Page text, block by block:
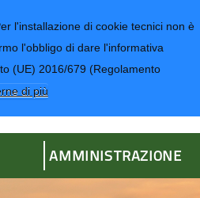
l'installazione di cookie tecnici non è
l'obbligo di dare l'informativa
(UE) 2016/679 (Regolamento
di più
AMMINISTRAZIONE